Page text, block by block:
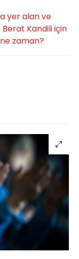
yer alan ve
Kandili için
zaman?